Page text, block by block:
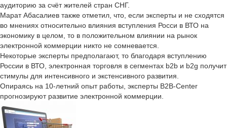
аудиторию за счёт жителей стран СНГ.
Марат Абасалиев также отметил, что, если эксперты и не сходятся
во мнениях относительно влияния вступления Росси в ВТО на
экономику в целом, то в положительном влиянии на рынок
электронной коммерции никто не сомневается.
Некоторые эксперты предполагают, то благодаря вступлению
России в ВТО, электронная торговля в сегментaх b2b и b2g получит
стимулы для интенсивного и экстенсивного развития.
Опираясь на 10-летний опыт работы, эксперты B2B-Center
прогнозируют развитие электронной коммерции.